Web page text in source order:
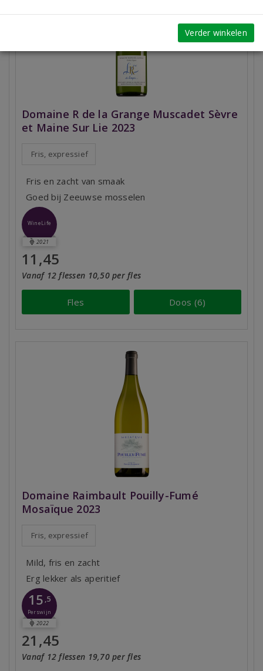
Domaine R de la Grange Muscadet Sèvre
et Maine Sur Lie 2023
Fris, expressief
Fris en zacht van smaak
Goed bij Zeeuwse mosselen
WineLife
2021
11,45
Vanaf 12 flessen 10,50 per fles
Fles Doos (6)
Domaine Raimbault Pouilly-Fumé
Mosaïque 2023
Fris, expressief
Mild, fris en zacht
Erg lekker als aperitief
15 ,5
Perswijn
2022
21,45
Vanaf 12 flessen 19,70 per fles
Verder winkelen